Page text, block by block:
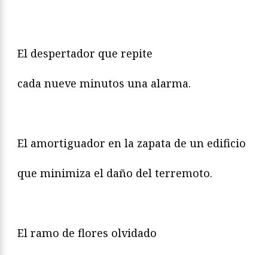
El despertador que repite
cada nueve minutos una alarma.
El amortiguador en la zapata de un edificio
que minimiza el daño del terremoto.
El ramo de flores olvidado